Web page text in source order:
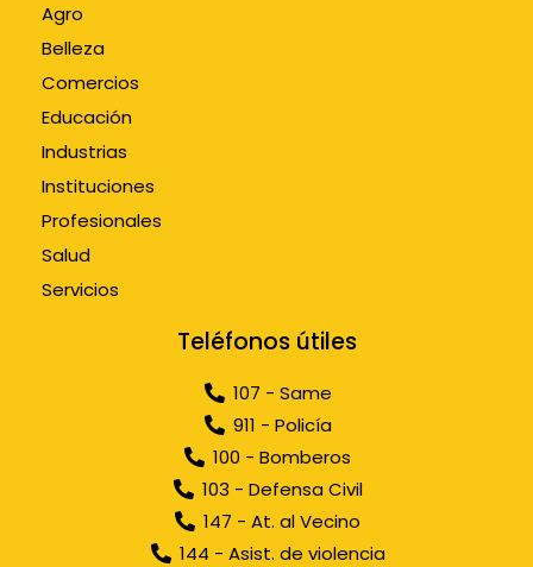
Agro
Belleza
Comercios
Educación
Industrias
Instituciones
Profesionales
Salud
Servicios
Teléfonos útiles
107 - Same
911 - Policía
100 - Bomberos
103 - Defensa Civil
147 - At. al Vecino
144 - Asist. de violencia